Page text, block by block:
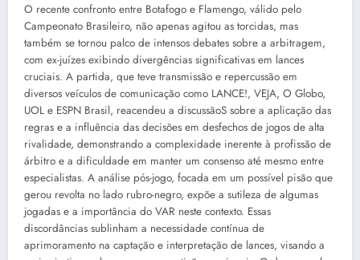
O recente confronto entre Botafogo e Flamengo, válido pelo
Campeonato Brasileiro, não apenas agitou as torcidas, mas
também se tornou palco de intensos debates sobre a arbitragem,
com ex-juízes exibindo divergências significativas em lances
cruciais. A partida, que teve transmissão e repercussão em
diversos veículos de comunicação como LANCE!, VEJA, O Globo,
UOL e ESPN Brasil, reacendeu a discussãoS sobre a aplicação das
regras e a influência das decisões em desfechos de jogos de alta
rivalidade, demonstrando a complexidade inerente à profissão de
árbitro e a dificuldade em manter um consenso até mesmo entre
especialistas. A análise pós-jogo, focada em um possível pisão que
gerou revolta no lado rubro-negro, expõe a sutileza de algumas
jogadas e a importância do VAR neste contexto. Essas
discordâncias sublinham a necessidade contínua de
aprimoramento na captação e interpretação de lances, visando a